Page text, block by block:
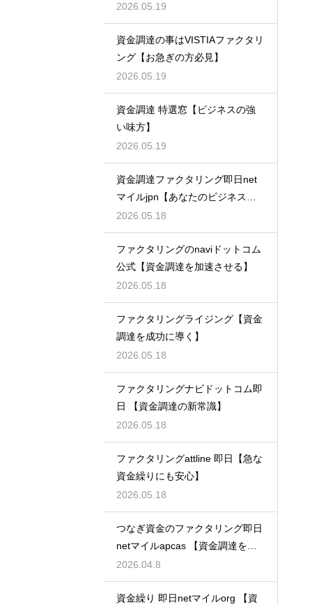
2026.05.19
資金調達の事はVISTIAファクタリ
ング【お急ぎの方必見】
2026.05.19
資金調達 特選窓【ビジネスの強
い味方】
2026.05.19
資金調達ファクタリング即日net
マイルjpn【あなたのビジネスを
支える】
2026.05.18
ファクタリングのnaviドットコム
公式【資金調達を加速させる】
2026.05.18
ファクタリングライジング【資金
調達を成功に導く】
2026.05.18
ファクタリングナビドットコム即
日 【資金調達の新常識】
2026.05.18
ファクタリングattline 即日【急な
資金繰りにも安心】
2026.05.18
つなぎ資金のファクタリング即日
netマイルapcas 【資金調達を加
速させる】
2026.04.8
資金繰り 即日netマイルorg 【資